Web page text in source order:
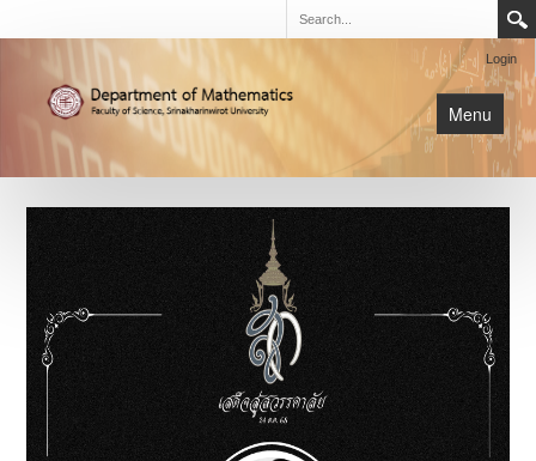
Login
Menu
หน้าหลัก
การเรียนการสอน